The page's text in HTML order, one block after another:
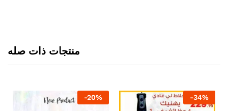
منتجات ذات صله
-20% -34%